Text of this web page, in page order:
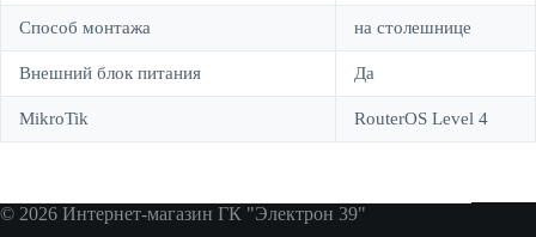
Способ монтажа на столешнице
Внешний блок питания Да
MikroTik RouterOS Level 4
© 2026 Интернет-магазин ГК "Электрон 39"